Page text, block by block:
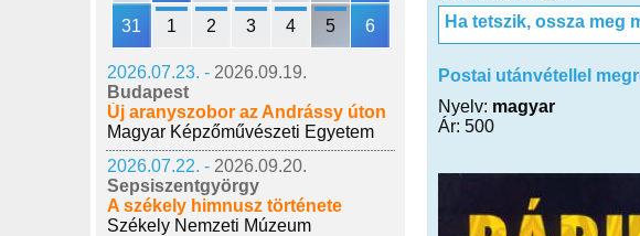
31 1 2 3 4 5 6
2026.07.23. - 2026.09.19.
Budapest
Új aranyszobor az Andrássy úton
Magyar Képzőművészeti Egyetem
2026.07.22. - 2026.09.20.
Sepsiszentgyörgy
A székely himnusz története
Székely Nemzeti Múzeum
Ha tetszik, ossza meg
Postai utánvétellel
Nyelv: magyar
Ár: 500